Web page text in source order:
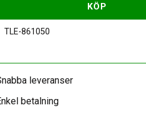
KÖP
TLE-861050
leveranser
betalning